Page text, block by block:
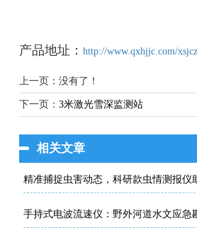
产品地址： http://www.qxhjjc.com/
上一页：没有了！
下一页： 3米激光雪深监测站
相关文章